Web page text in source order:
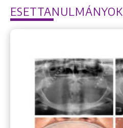
ESETTANULMÁNYOK